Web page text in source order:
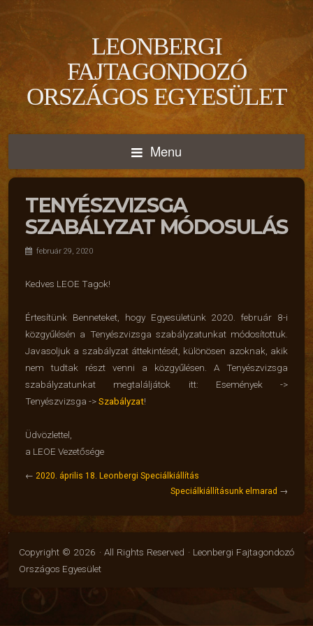
LEONBERGI
FAJTAGONDOZÓ
ORSZÁGOS EGYESÜLET
Menu
TENYÉSZVIZSGA
SZABÁLYZAT MÓDOSULÁS
február 29, 2020
Kedves LEOE Tagok!
Értesítünk Benneteket, hogy Egyesületünk 2020. február 8-i
közgyűlésén a Tenyészvizsga szabályzatunkat módosítottuk.
Javasoljuk a szabályzat áttekintését, különösen azoknak, akik
nem tudtak részt venni a közgyűlésen. A Tenyészvizsga
szabályzatunkat megtaláljátok itt: Események ->
Tenyészvizsga ->Szabályzat!
Üdvözlettel,
a LEOE Vezetősége
← 2020. április 18. Leonbergi Speciálkiállítás
Speciálkiállításunk elmarad →
Copyright © 2026 · All Rights Reserved · Leonbergi Fajtagondozó
Országos Egyesület